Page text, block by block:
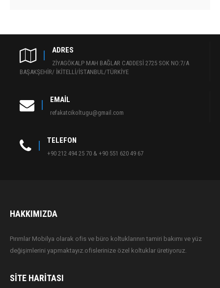
ADRES
ZİYAGÖKALP MAH BAĞLAR CADDESİ 2725 SOK NO:7/A
BAŞAKŞEHİR/ İKİTELLİ/İSTANBUL/TÜRKİYE
EMAIL
refakatcikoltugu@gmail.com
TELEFON
+90 212 494 25 70 & +90 551 620 49 67
HAKKIMIZDA
Pırımlar Mobilya olarak ofis ve büro koltuklarının tamiri bakımı ve yüz
değişimlerini yapmaktayız.ofislerinize özel koltuklar üretiyoruz.
SITE HARITASI